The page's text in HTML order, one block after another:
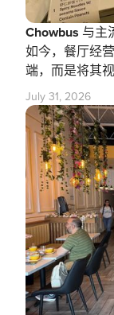
Chowbus 与主
如今，餐厅经
端，而是将其
July 31, 2026